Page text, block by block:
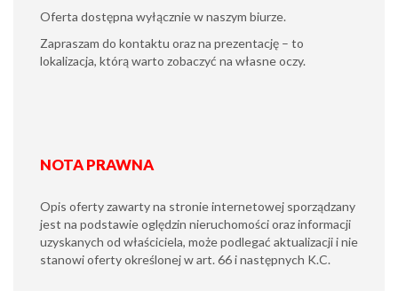
Oferta dostępna wyłącznie w naszym biurze.
Zapraszam do kontaktu oraz na prezentację – to
lokalizacja, którą warto zobaczyć na własne oczy.
NOTA PRAWNA
Opis oferty zawarty na stronie internetowej sporządzany
jest na podstawie oględzin nieruchomości oraz informacji
uzyskanych od właściciela, może podlegać aktualizacji i nie
stanowi oferty określonej w art. 66 i następnych K.C.